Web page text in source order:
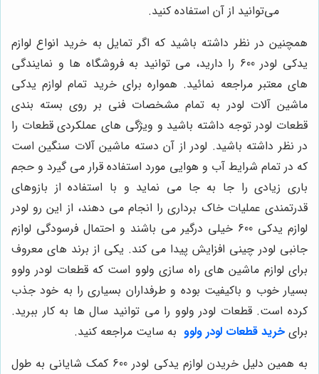
می‌توانید از آن استفاده کنید.
همچنین در نظر داشته باشید که اگر تمایل به خرید انواع لوازم
یدکی لودر 600 را دارید، می توانید به فروشگاه ها و نمایندگی
های معتبر مراجعه نمائید. همواره برای خرید تمام لوازم یدکی
ماشین آلات لودر به تمام مشخصات فنی بر روی بسته بندی
قطعات لودر توجه داشته باشید و ویژگی های عملکردی قطعات را
در نظر داشته باشید. لودر از آن دسته ماشین آلات سنگین است
که در تمام شرایط آب و هوایی مورد استفاده قرار می گیرد و حجم
باری زیادی را جا به جا می نماید و با استفاده از بازوهای
قدرتمندی عملیات خاک برداری را انجام می دهند، از این رو لودر
لوازم یدکی 600 خیلی درگیر می باشند و احتمال فرسودگی لوازم
جانبی لودر چینی افزایش پیدا می کند. یکی از برند های معروف
برای لوازم ماشین های راه سازی ولوو است که قطعات لودر ولوو
بسیار خوب و باکیفیت بوده و طرفداران بسیاری را به خود جذب
کرده است. قطعات لودر ولوو را می توانید سال ها به کار ببرید.
برای خرید قطعات لودر ولوو به سایت مراجعه کنید.
به همین دلیل خریدن لوازم یدکی لودر 600 کمک شایانی به طول